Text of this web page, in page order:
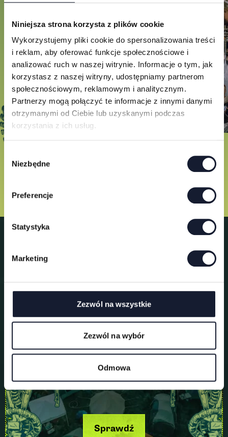
Niniejsza strona korzysta z plików cookie
Wykorzystujemy pliki cookie do spersonalizowania treści
i reklam, aby oferować funkcje społecznościowe i
analizować ruch w naszej witrynie. Informacje o tym, jak
korzystasz z naszej witryny, udostępniamy partnerom
społecznościowym, reklamowym i analitycznym.
Partnerzy mogą połączyć te informacje z innymi danymi
otrzymanymi od Ciebie lub uzyskanymi podczas
korzystania z ich usług.
Niezbędne
Preferencje
Statystyka
Marketing
Zezwól na wszystkie
Zezwól na wybór
Odmowa
Pole namiotowe
Sprawdź